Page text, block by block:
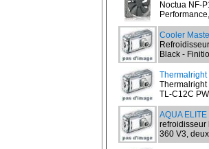
Noctua NF-
Cooler
Black -
Thermalright
TL-C12C
AQUA
refroidisseur
360 V3,